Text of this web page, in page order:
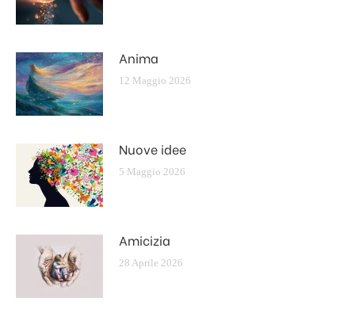
Anima
12 Maggio 2026
Nuove idee
5 Maggio 2026
Amicizia
28 Aprile 2026